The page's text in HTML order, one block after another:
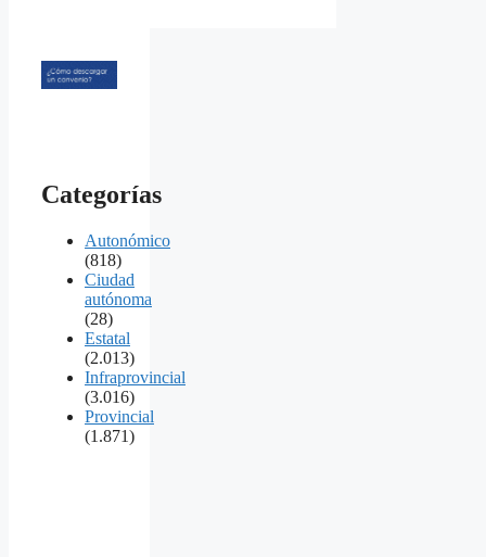
Categorías
Autonómico
(818)
Ciudad
autónoma
(28)
Estatal
(2.013)
Infraprovincial
(3.016)
Provincial
(1.871)